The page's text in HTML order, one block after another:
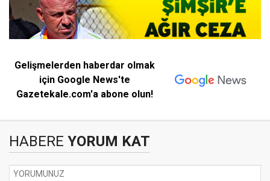
Gelişmelerden haberdar olmak
için Google News'te
Gazetekale.com'a abone olun!
HABERE YORUM KAT